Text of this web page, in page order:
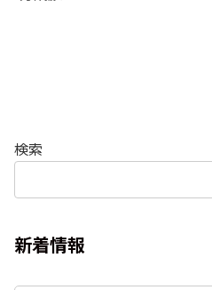
検索
新着情報